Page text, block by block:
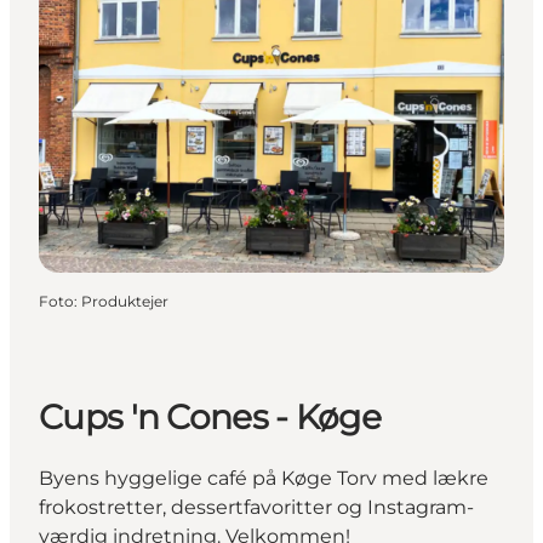
Foto: Produktejer
Cups 'n Cones - Køge
Byens hyggelige café på Køge Torv med lækre
frokostretter, dessertfavoritter og Instagram-
værdig indretning. Velkommen!